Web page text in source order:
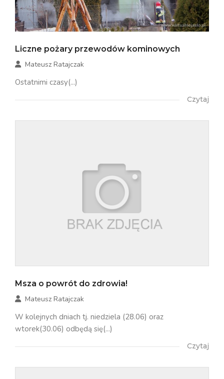
Liczne pożary przewodów kominowych
Mateusz Ratajczak
Ostatnimi czasy(...)
Czytaj
Msza o powrót do zdrowia!
Mateusz Ratajczak
W kolejnych dniach tj. niedziela (28.06) oraz
wtorek(30.06) odbędą się(...)
Czytaj